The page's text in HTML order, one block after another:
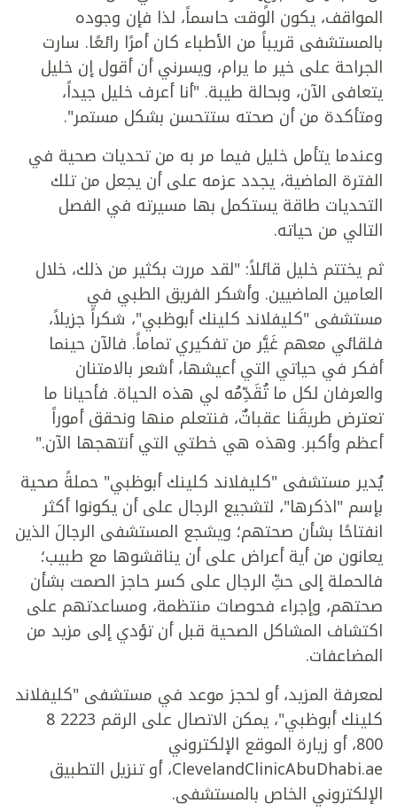
المواقف، يكون الوقت حاسماً، لذا فإن وجوده
بالمستشفى قريباً من الأطباء كان أمرًا رائعًا. سارت
الجراحة على خير ما يرام، ويسرني أن أقول إن خليل
يتعافى الآن، وبحالة طيبة. "أنا أعرف خليل جيداً،
ومتأكدة من أن صحته ستتحسن بشكل مستمر".
وعندما يتأمل خليل فيما مر به من تحديات صحية في
الفترة الماضية، يجدد عزمه على أن يجعل من تلك
التحديات طاقة يستكمل بها مسيرته في الفصل
التالي من حياته.
ثم يختتم خليل قائلاً: "لقد مررت بكثير من ذلك، خلال
العامين الماضيين. وأشكر الفريق الطبي في
مستشفى "كليفلاند كلينك أبوظبي"، شكراً جزيلاً،
فلقائي معهم غَيَّر من تفكيري تماماً. فالآن حينما
أفكر في حياتي التي أعيشها، أشعر بالامتنان
والعرفان لكل ما تُقَدِّمُه لي هذه الحياة. فأحيانا ما
تعترض طريقَنا عقباتٌ، فنتعلم منها ونحقق أموراً
أعظم وأكبر. وهذه هي خطتي التي أنتهجها الآن."
يُدير مستشفى "كليفلاند كلينك أبوظبي" حملةً صحية
بإسم "اذكرها"، لتشجيع الرجال على أن يكونوا أكثر
انفتاحًا بشأن صحتهم؛ ويشجع المستشفى الرجالَ الذين
يعانون من أية أعراض على أن يناقشوها مع طبيب؛
فالحملة إلى حثِّ الرجال على كسر حاجز الصمت بشأن
صحتهم، وإجراء فحوصات منتظمة، ومساعدتهم على
اكتشاف المشاكل الصحية قبل أن تؤدي إلى مزيد من
المضاعفات.
لمعرفة المزيد، أو لحجز موعد في مستشفى "كليفلاند
كلينك أبوظبي"، يمكن الاتصال على الرقم 2223 8
800، أو زيارة الموقع الإلكتروني
ClevelandClinicAbuDhabi.ae، أو تنزيل التطبيق
الإلكتروني الخاص بالمستشفى.